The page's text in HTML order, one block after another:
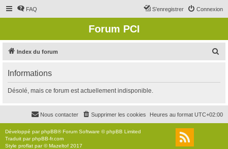
FAQ Connexion
S’enregistrer
Forum PCI
Index du forum
r
c
Informations
Désolé, mais ce forum est actuellement indisponible.
Heures au format UTC+02:00
Supprimer les cookies
Nous contacter
Développé parphpBB® Forum Software © phpBB Limited
Traduit parphpBB-fr.com
Style proflat par ©Mazeltof 2017